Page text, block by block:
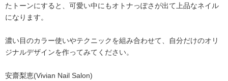
たトーンにすると、可愛い中にもオトナっぽさが出て上品なネイル
になります。
濃い目のカラー使いやテクニックを組み合わせて、自分だけのオリ
ジナルデザインを作ってみてください。
安齋梨恵(Vivian Nail Salon)